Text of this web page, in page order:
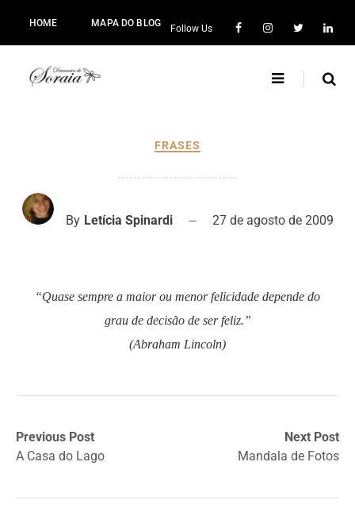
HOME MAPA DO BLOG
Follow Us
FRASES
By Letícia Spinardi 27 de agosto de 2009
“Quase sempre a maior ou menor felicidade depende do
grau de decisão de ser feliz.”
(Abraham Lincoln)
Previous Post
A Casa do Lago
Next Post
Mandala de Fotos